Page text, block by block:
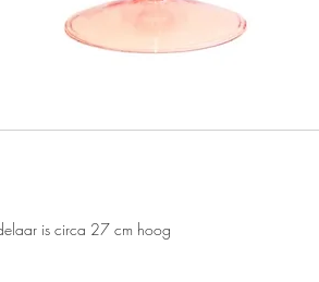
is circa 27 cm hoog